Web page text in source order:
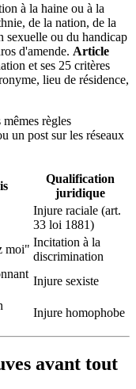
à la haine ou à la
de la nation, de la
sexuelle ou du handicap
d'amende. Article
et ses 25 critères
lieu de résidence,
règles
un post sur les réseaux
Qualification
juridique
Injure raciale (art.
33 loi 1881)
moi"
Incitation à la
discrimination
Injure sexiste
Injure homophobe
avant tout